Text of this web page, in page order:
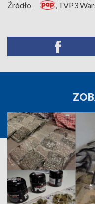
Źródło: , TVP3